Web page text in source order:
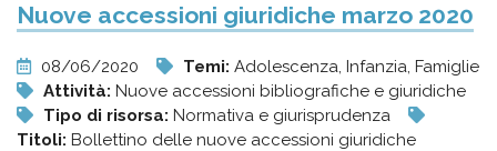
Nuove accessioni giuridiche marzo 2020
08/06/2020 Temi: Adolescenza, Infanzia, Famiglie
Attività: Nuove accessioni bibliografiche e giuridiche
Tipo di risorsa: Normativa e giurisprudenza
Titoli: Bollettino delle nuove accessioni giuridiche